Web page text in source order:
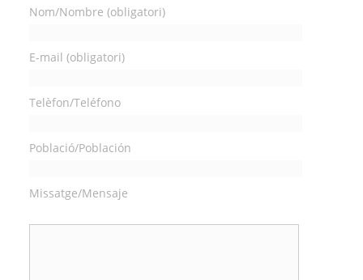
Nom/Nombre (obligatori)
E-mail (obligatori)
Telèfon/Teléfono
Població/Población
Missatge/Mensaje